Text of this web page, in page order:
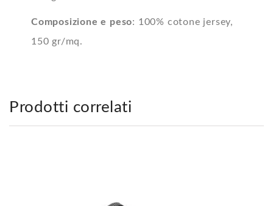
Composizione e peso: 100% cotone jersey,
150 gr/mq.
Prodotti correlati